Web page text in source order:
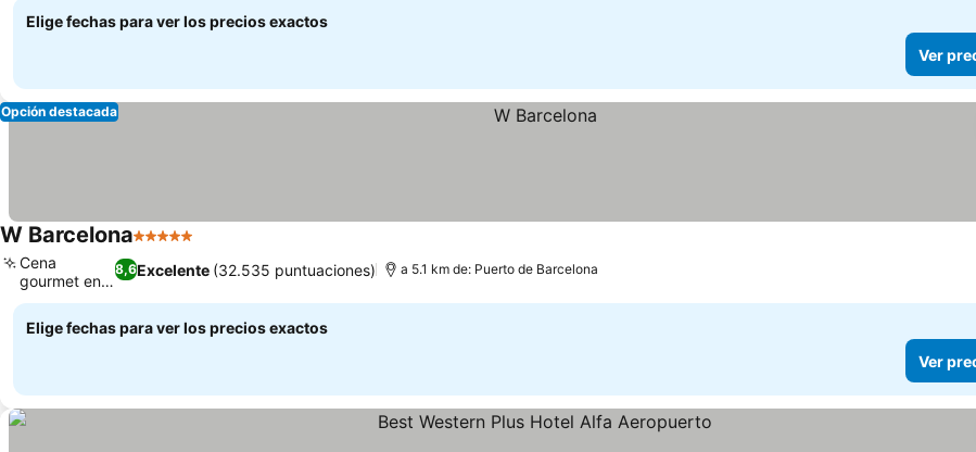
Elige fechas para ver los precios exactos
Ver
Opción destacada
W Barcelona5 Estrellas
8,6Excelente (32.535 puntuaciones)
Cena
gourmet en
FIRE
a 5.1 km de: Puerto de Barcelona
Elige fechas para ver los precios exactos
Ver